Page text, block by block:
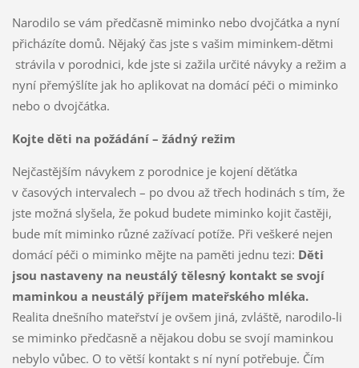
Narodilo se vám předčasně miminko nebo dvojčátka a nyní
přicházíte domů. Nějaký čas jste s vašim miminkem-dětmi
strávila v porodnici, kde jste si zažila určité návyky a režim a
nyní přemýšlíte jak ho aplikovat na domácí péči o miminko
nebo o dvojčátka.
Kojte děti na požádání – žádný režim
Nejčastějším návykem z porodnice je kojení děťátka
v časových intervalech – po dvou až třech hodinách s tím, že
jste možná slyšela, že pokud budete miminko kojit častěji,
bude mít miminko různé zažívací potíže. Při veškeré nejen
domácí péči o miminko mějte na paměti jednu tezi: Děti
jsou nastaveny na neustálý tělesný kontakt se svojí
maminkou a neustálý příjem mateřského mléka.
Realita dnešního mateřství je ovšem jiná, zvláště, narodilo-li
se miminko předčasně a nějakou dobu se svojí maminkou
nebylo vůbec. O to větší kontakt s ní nyní potřebuje. Čím